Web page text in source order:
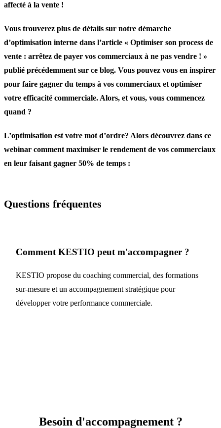
affecté à la vente !
Vous trouverez plus de détails sur notre démarche
d’optimisation interne dans l’article « Optimiser son process de
vente : arrêtez de payer vos commerciaux à ne pas vendre ! »
publié précédemment sur ce blog. Vous pouvez vous en inspirer
pour faire gagner du temps à vos commerciaux et optimiser
votre efficacité commerciale. Alors, et vous, vous commencez
quand ?
L’optimisation est votre mot d’ordre? Alors découvrez dans ce
webinar comment maximiser le rendement de vos commerciaux
en leur faisant gagner 50% de temps :
Questions fréquentes
Comment KESTIO peut m'accompagner ?
KESTIO propose du coaching commercial, des formations
sur-mesure et un accompagnement stratégique pour
développer votre performance commerciale.
Besoin d'accompagnement ?